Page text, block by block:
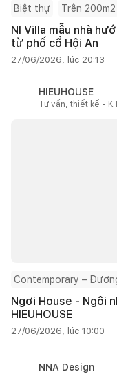
Biệt thự Trên 200m2
NI Villa mẫu nhà
từ phố cổ Hội An
27/06/2026, lúc 20:13
HIEUHOUSE
Tư vấn, thiết kế -
Contemporary –
Ngơi House - Ngôi
HIEUHOUSE
27/06/2026, lúc 10:00
NNA Design